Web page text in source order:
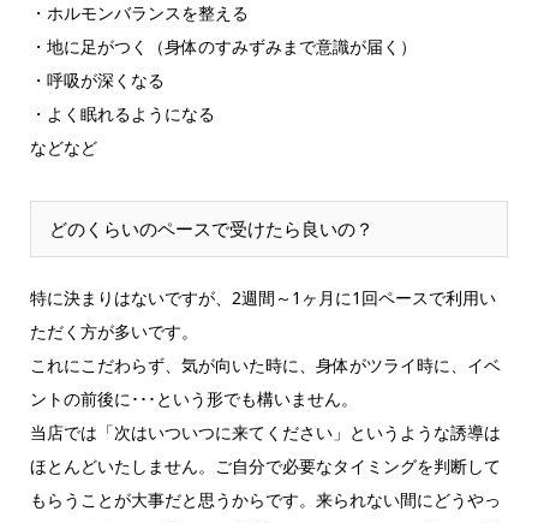
・ホルモンバランスを整える
・地に足がつく（身体のすみずみまで意識が届く）
・呼吸が深くなる
・よく眠れるようになる
などなど
どのくらいのペースで受けたら良いの？
特に決まりはないですが、2週間～1ヶ月に1回ペースで利用い
ただく方が多いです。
これにこだわらず、気が向いた時に、身体がツライ時に、イベ
ントの前後に･･･という形でも構いません。
当店では「次はいついつに来てください」というような誘導は
ほとんどいたしません。ご自分で必要なタイミングを判断して
もらうことが大事だと思うからです。来られない間にどうやっ